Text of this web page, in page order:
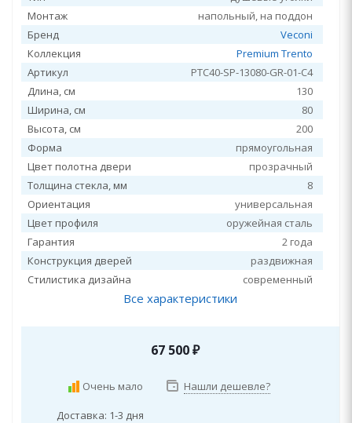
Монтаж
напольный, на поддон
Бренд
Veconi
Коллекция
Premium Trento
Артикул
PTC40-SP-13080-GR-01-C4
Длина, см
130
Ширина, см
80
Высота, см
200
Форма
прямоугольная
Цвет полотна двери
прозрачный
Толщина стекла, мм
8
Ориентация
универсальная
Цвет профиля
оружейная сталь
Гарантия
2 года
Конструкция дверей
раздвижная
Стилистика дизайна
современный
Все характеристики
67 500₽
Очень мало Нашли дешевле?
Доставка: 1-3 дня